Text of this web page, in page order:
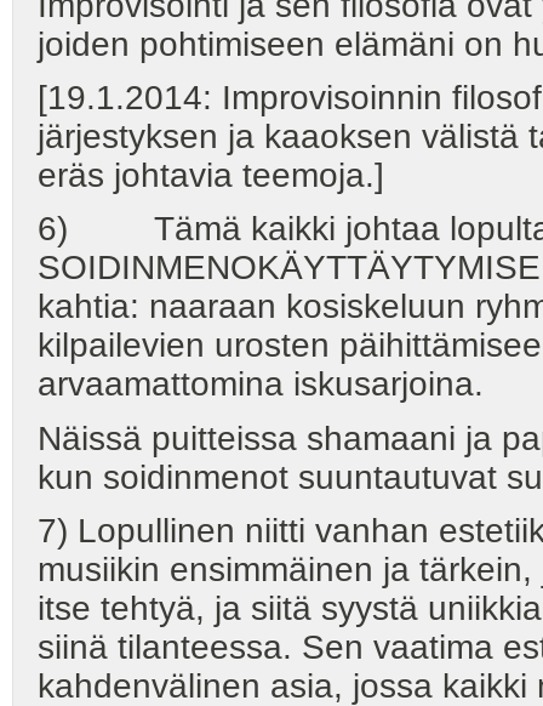
joiden pohtimiseen elämäni on
[19.1.2014: Improvisoinnin
järjestyksen ja kaaoksen välistä
eräs johtavia teemoja.]
6) Tämä kaikki johtaa lopulta
kahtia: naaraan kosiskeluun
kilpailevien urosten
arvaamattomina iskusarjoina.
Näissä puitteissa shamaani ja
kun soidinmenot suuntautuvat
7) Lopullinen niitti vanhan
musiikin ensimmäinen ja
itse tehtyä, ja siitä syystä
siinä tilanteessa. Sen vaatima
kahdenvälinen asia, jossa